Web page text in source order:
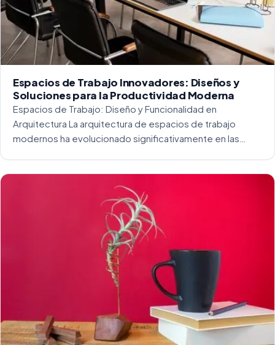
Espacios de Trabajo Innovadores: Diseños y
Soluciones para la Productividad Moderna
Espacios de Trabajo: Diseño y Funcionalidad en
Arquitectura La arquitectura de espacios de trabajo
modernos ha evolucionado significativamente en las